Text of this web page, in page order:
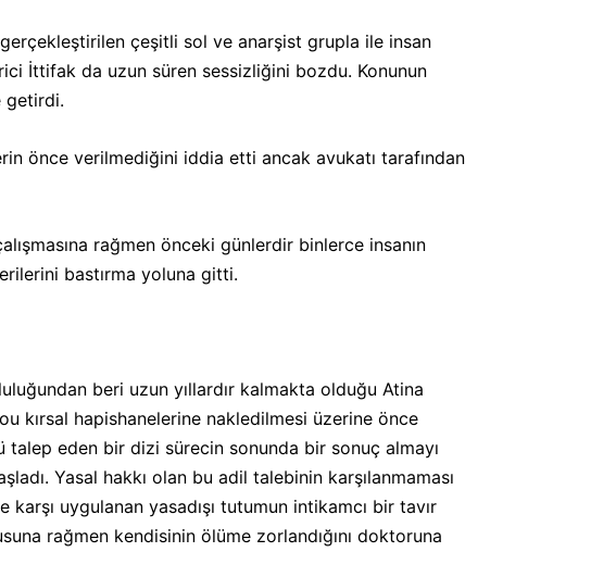
çeşitli sol ve anarşist grupla ile insan
İttifak da uzun süren sessizliğini bozdu. Konunun
getirdi.
önce verilmediğini iddia etti ancak avukatı tarafından
rağmen önceki günlerdir binlerce insanın
bastırma yoluna gitti.
beri uzun yıllardır kalmakta olduğu Atina
kırsal hapishanelerine nakledilmesi üzerine önce
talep eden bir dizi sürecin sonunda bir sonuç almayı
Yasal hakkı olan bu adil talebinin karşılanmaması
karşı uygulanan yasadışı tutumun intikamcı bir tavır
rağmen kendisinin ölüme zorlandığını doktoruna